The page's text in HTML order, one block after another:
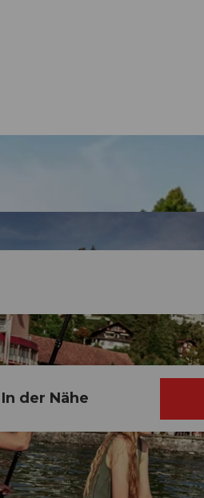
In der Nähe